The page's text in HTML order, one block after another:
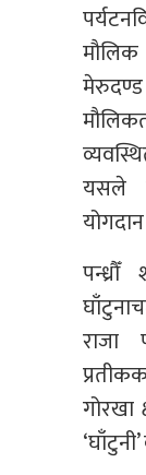
यसले
राजा
गोरखा